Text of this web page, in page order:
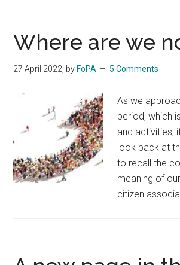
Where are we
27 April 2022, by FoPA 5 Comments
As we
period, which
and activities,
look back at
to recall the
meaning of
citizen